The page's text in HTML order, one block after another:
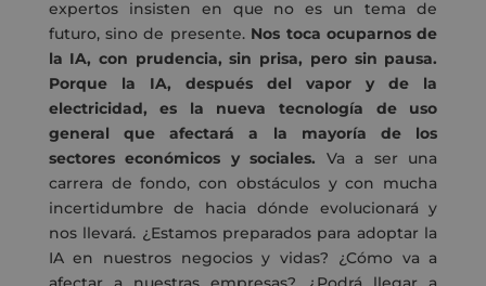
expertos insisten en que no es un tema de
futuro, sino de presente. Nos toca ocuparnos de
la IA, con prudencia, sin prisa, pero sin pausa.
Porque la IA, después del vapor y de la
electricidad, es la nueva tecnología de uso
general que afectará a la mayoría de los
sectores económicos y sociales. Va a ser una
carrera de fondo, con obstáculos y con mucha
incertidumbre de hacia dónde evolucionará y
nos llevará. ¿Estamos preparados para adoptar la
IA en nuestros negocios y vidas? ¿Cómo va a